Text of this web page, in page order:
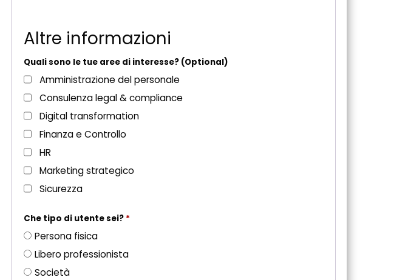
Altre informazioni
Quali sono le tue aree di interesse? (Optional)
Amministrazione del personale
Consulenza legal & compliance
Digital transformation
Finanza e Controllo
HR
Marketing strategico
Sicurezza
Che tipo di utente sei? *
Persona fisica
Libero professionista
Società